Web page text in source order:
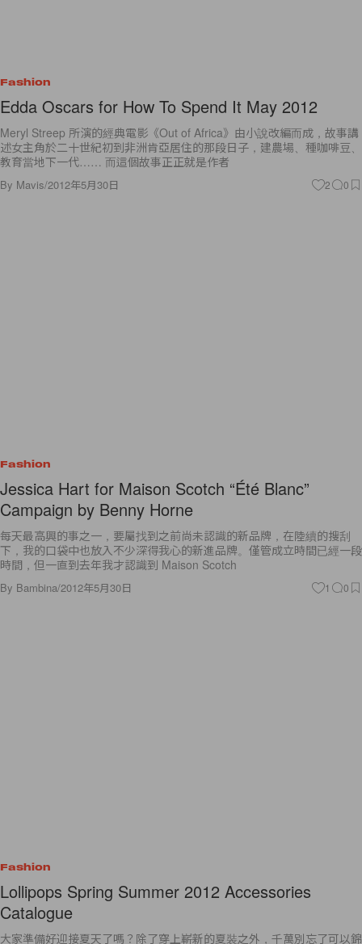
Fashion
Edda Oscars for How To Spend It May 2012
Meryl Streep 所演的經典電影《Out of Africa》由小說改編而成，故事講
述女主角於二十世紀初到非洲肯亞居住的那段日子，建農場、種咖啡豆、
教育當地下一代…… 而這個故事正正就是作者
By Mavis/2012年5月30日 2 0
Fashion
Jessica Hart for Maison Scotch “Été Blanc”
Campaign by Benny Horne
每天最高興的事之一，要屬找到之前尚未認識的新品牌，在陸續的搜刮
下，我的口袋中也放入不少深得我心的新進品牌。僅管成立時間已經一段
時間，但一直到去年我才認識到 Maison Scotch
By Bambina/2012年5月30日 1 0
Fashion
Lollipops Spring Summer 2012 Accessories
Catalogue
大家準備好迎接夏天了嗎？除了穿上嶄新的夏裝之外，千萬別忘了可以錦